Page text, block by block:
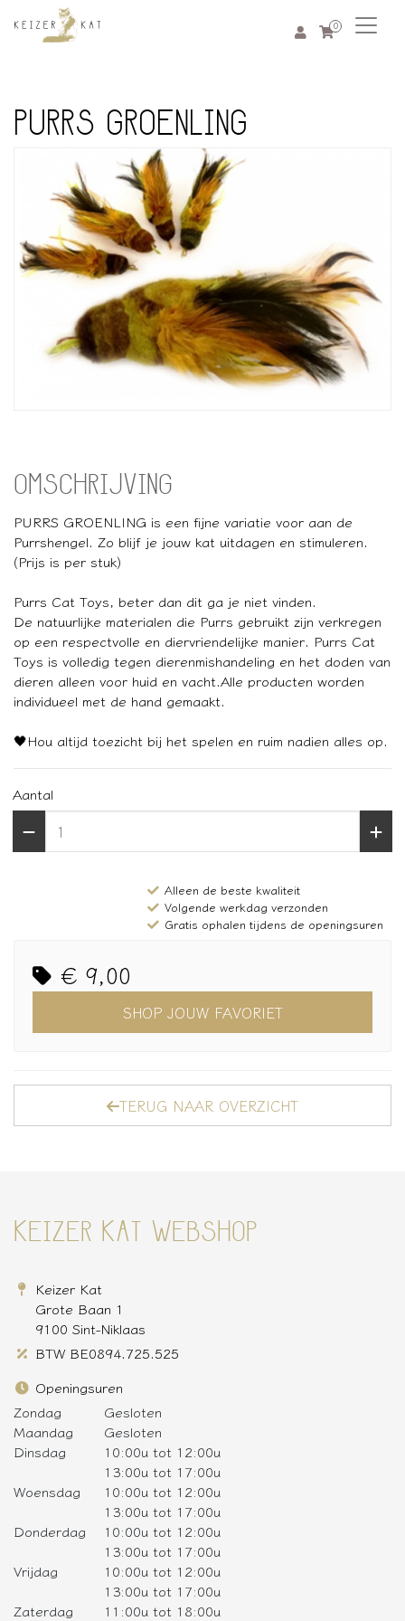
0
PURRS GROENLING
OMSCHRIJVING
PURRS GROENLING is een fijne variatie voor aan de
Purrshengel. Zo blijf je jouw kat uitdagen en stimuleren.
(Prijs is per stuk)
Purrs Cat Toys, beter dan dit ga je niet vinden.
De natuurlijke materialen die Purrs gebruikt zijn verkregen
op een respectvolle en diervriendelijke manier. Purrs Cat
Toys is volledig tegen dierenmishandeling en het doden van
dieren alleen voor huid en vacht.Alle producten worden
individueel met de hand gemaakt.
🖤Hou altijd toezicht bij het spelen en ruim nadien alles op.
Aantal
Alleen de beste kwaliteit
Volgende werkdag verzonden
Gratis ophalen tijdens de openingsuren
€ 9,00
SHOP JOUW FAVORIET
TERUG NAAR OVERZICHT
KEIZER KAT WEBSHOP
Keizer Kat
Grote Baan 1
9100 Sint-Niklaas
BTW BE0894.725.525
Openingsuren
Zondag
Gesloten
Maandag
Gesloten
Dinsdag
10:00u tot 12:00u
13:00u tot 17:00u
Woensdag
10:00u tot 12:00u
13:00u tot 17:00u
Donderdag
10:00u tot 12:00u
13:00u tot 17:00u
Vrijdag
10:00u tot 12:00u
13:00u tot 17:00u
Zaterdag
11:00u tot 18:00u